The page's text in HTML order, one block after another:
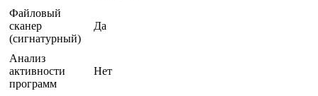
Файловый
сканер
(сигнатурный)
Да
Анализ
активности
программ
Нет